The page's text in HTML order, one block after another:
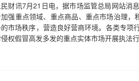
财讯7月21日电，据市场监管总局网站消
强重点领域、重点商品、重点市场治理
市场秩序，营造良好营商环境。各类专项
权假冒高发多发的重点实体市场开展执法